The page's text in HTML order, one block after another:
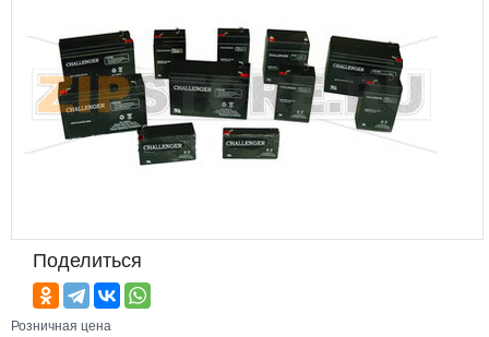
Поделиться
Розничная цена